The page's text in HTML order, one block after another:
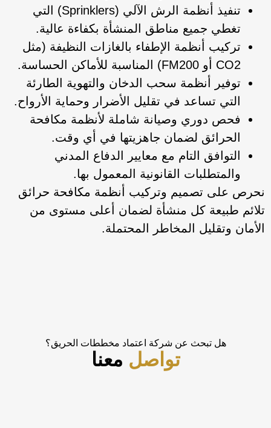
تنفيذ أنظمة الرش الآلي (Sprinklers) التي
تغطي جميع مناطق المنشأة بكفاءة عالية.
تركيب أنظمة الإطفاء بالغازات النظيفة (مثل
CO2 أو FM200) المناسبة للأماكن الحساسة.
توفير أنظمة سحب الدخان والتهوية الطارئة
التي تساعد في تقليل الأضرار وحماية الأرواح.
فحص دوري وصيانة شاملة لأنظمة مكافحة
الحرائق لضمان جاهزيتها في أي وقت.
التوافق التام مع معايير الدفاع المدني
والمتطلبات القانونية المعمول بها.
نحرص على تصميم وتركيب أنظمة مكافحة حرائق
تلائم طبيعة كل منشأة لضمان أعلى مستوى من
الأمان وتقليل المخاطر المحتملة.
هل تبحث عن شركة اعتماد مخططات الحريق؟
تواصل معنا